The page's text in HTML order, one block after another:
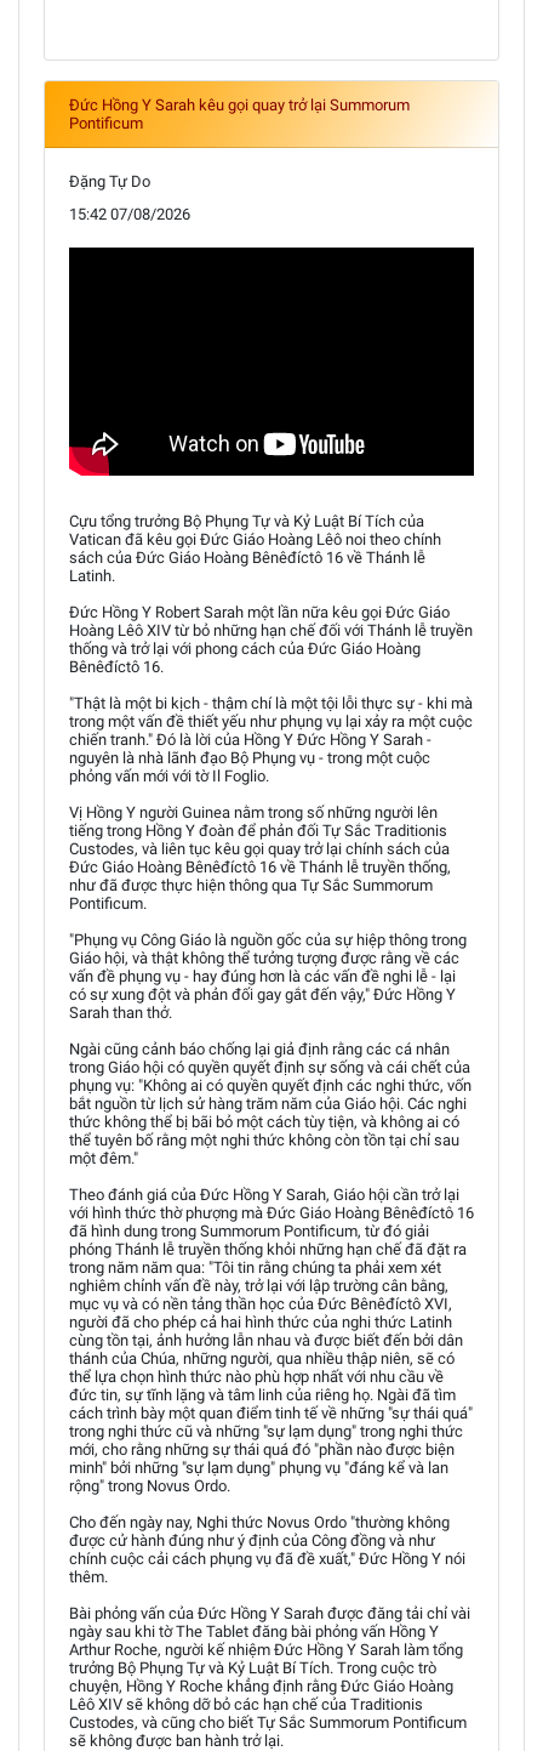
Đức Hồng Y Sarah kêu gọi quay trở lại Summorum
Pontificum
Đặng Tự Do
15:42 07/08/2026
Cựu tổng trưởng Bộ Phụng Tự và Kỷ Luật Bí Tích của
Vatican đã kêu gọi Đức Giáo Hoàng Lêô noi theo chính
sách của Đức Giáo Hoàng Bênêđíctô 16 về Thánh lễ
Latinh.
Đức Hồng Y Robert Sarah một lần nữa kêu gọi Đức Giáo
Hoàng Lêô XIV từ bỏ những hạn chế đối với Thánh lễ truyền
thống và trở lại với phong cách của Đức Giáo Hoàng
Bênêđíctô 16.
"Thật là một bi kịch - thậm chí là một tội lỗi thực sự - khi mà
trong một vấn đề thiết yếu như phụng vụ lại xảy ra một cuộc
chiến tranh." Đó là lời của Hồng Y Đức Hồng Y Sarah -
nguyên là nhà lãnh đạo Bộ Phụng vụ - trong một cuộc
phỏng vấn mới với tờ Il Foglio.
Vị Hồng Y người Guinea nằm trong số những người lên
tiếng trong Hồng Y đoàn để phản đối Tự Sắc Traditionis
Custodes, và liên tục kêu gọi quay trở lại chính sách của
Đức Giáo Hoàng Bênêđíctô 16 về Thánh lễ truyền thống,
như đã được thực hiện thông qua Tự Sắc Summorum
Pontificum.
"Phụng vụ Công Giáo là nguồn gốc của sự hiệp thông trong
Giáo hội, và thật không thể tưởng tượng được rằng về các
vấn đề phụng vụ - hay đúng hơn là các vấn đề nghi lễ - lại
có sự xung đột và phản đối gay gắt đến vậy," Đức Hồng Y
Sarah than thở.
Ngài cũng cảnh báo chống lại giả định rằng các cá nhân
trong Giáo hội có quyền quyết định sự sống và cái chết của
phụng vụ: "Không ai có quyền quyết định các nghi thức, vốn
bắt nguồn từ lịch sử hàng trăm năm của Giáo hội. Các nghi
thức không thể bị bãi bỏ một cách tùy tiện, và không ai có
thể tuyên bố rằng một nghi thức không còn tồn tại chỉ sau
một đêm."
Theo đánh giá của Đức Hồng Y Sarah, Giáo hội cần trở lại
với hình thức thờ phượng mà Đức Giáo Hoàng Bênêđíctô 16
đã hình dung trong Summorum Pontificum, từ đó giải
phóng Thánh lễ truyền thống khỏi những hạn chế đã đặt ra
trong năm năm qua: "Tôi tin rằng chúng ta phải xem xét
nghiêm chỉnh vấn đề này, trở lại với lập trường cân bằng,
mục vụ và có nền tảng thần học của Đức Bênêđíctô XVI,
người đã cho phép cả hai hình thức của nghi thức Latinh
cùng tồn tại, ảnh hưởng lẫn nhau và được biết đến bởi dân
thánh của Chúa, những người, qua nhiều thập niên, sẽ có
thể lựa chọn hình thức nào phù hợp nhất với nhu cầu về
đức tin, sự tĩnh lặng và tâm linh của riêng họ. Ngài đã tìm
cách trình bày một quan điểm tinh tế về những "sự thái quá"
trong nghi thức cũ và những "sự lạm dụng" trong nghi thức
mới, cho rằng những sự thái quá đó "phần nào được biện
minh" bởi những "sự lạm dụng" phụng vụ "đáng kể và lan
rộng" trong Novus Ordo.
Cho đến ngày nay, Nghi thức Novus Ordo "thường không
được cử hành đúng như ý định của Công đồng và như
chính cuộc cải cách phụng vụ đã đề xuất," Đức Hồng Y nói
thêm.
Bài phỏng vấn của Đức Hồng Y Sarah được đăng tải chỉ vài
ngày sau khi tờ The Tablet đăng bài phỏng vấn Hồng Y
Arthur Roche, người kế nhiệm Đức Hồng Y Sarah làm tổng
trưởng Bộ Phụng Tự và Kỷ Luật Bí Tích. Trong cuộc trò
chuyện, Hồng Y Roche khẳng định rằng Đức Giáo Hoàng
Lêô XIV sẽ không dỡ bỏ các hạn chế của Traditionis
Custodes, và cũng cho biết Tự Sắc Summorum Pontificum
sẽ không được ban hành trở lại.